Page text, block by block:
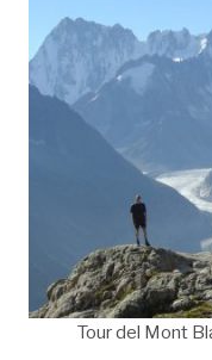
Tour del Mont